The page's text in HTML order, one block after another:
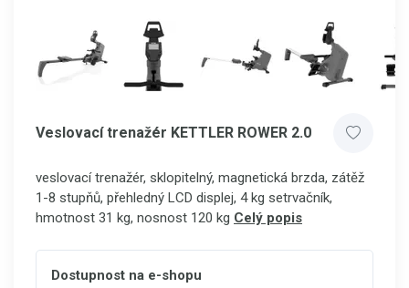
Veslovací trenažér KETTLER ROWER 2.0
veslovací trenažér, sklopitelný, magnetická brzda, zátěž
1-8 stupňů, přehledný LCD displej, 4 kg setrvačník,
hmotnost 31 kg, nosnost 120 kg Celý popis
Dostupnost na e-shopu